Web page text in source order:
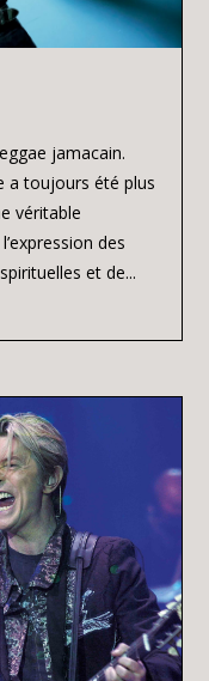
jamacain.
a toujours été plus
véritable
des
et de...